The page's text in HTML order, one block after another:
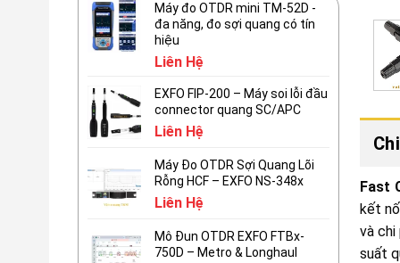
Fast
kết
và chi
suất
Máy đo OTDR mini TM-52D -
đa năng, đo sợi quang có tín
hiệu
Liên Hệ
EXFO FIP-200 – Máy soi lỗi đầu
connector quang SC/APC
Liên Hệ
Máy Đo OTDR Sợi Quang Lõi
Rỗng HCF – EXFO NS-348x
Liên Hệ
Mô Đun OTDR EXFO FTBx-
750D – Metro & Longhaul